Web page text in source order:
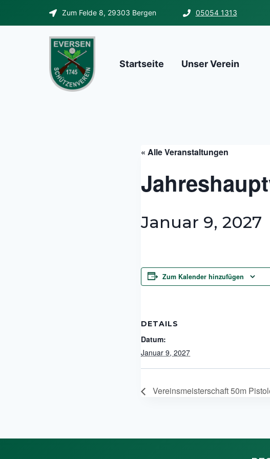
Zum Felde 8, 29303 Bergen 05054 1313
Startseite Unser Verein
« Alle Veranstaltungen
Januar 9, 2027
Zum Kalender hinzufügen
DETAILS
Datum:
Januar 9, 2027
Vereinsmeisterschaft 50m